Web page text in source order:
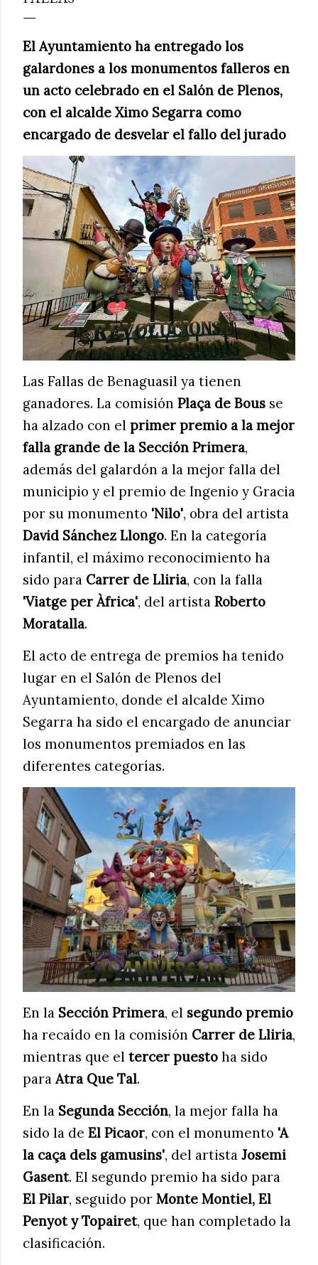
El Ayuntamiento ha entregado los
galardones a los monumentos falleros en
un acto celebrado en el Salón de Plenos,
con el alcalde Ximo Segarra como
encargado de desvelar el fallo del jurado
Las Fallas de Benaguasil ya tienen
ganadores. La comisión Plaça de Bous se
ha alzado con el primer premio a la mejor
falla grande de la Sección Primera,
además del galardón a la mejor falla del
municipio y el premio de Ingenio y Gracia
por su monumento 'Nilo', obra del artista
David Sánchez Llongo. En la categoría
infantil, el máximo reconocimiento ha
sido para Carrer de Lliria, con la falla
'Viatge per Àfrica', del artista Roberto
Moratalla.
El acto de entrega de premios ha tenido
lugar en el Salón de Plenos del
Ayuntamiento, donde el alcalde Ximo
Segarra ha sido el encargado de anunciar
los monumentos premiados en las
diferentes categorías.
En la Sección Primera, el segundo premio
ha recaído en la comisión Carrer de Lliria,
mientras que el tercer puesto ha sido
para Atra Que Tal.
En la Segunda Sección, la mejor falla ha
sido la de El Picaor, con el monumento 'A
la caça dels gamusins', del artista Josemi
Gasent. El segundo premio ha sido para
El Pilar, seguido por Monte Montiel, El
Penyot y Topairet, que han completado la
clasificación.